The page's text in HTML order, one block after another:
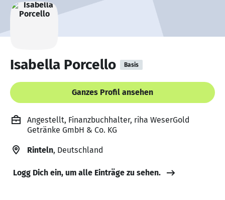
Isabella Porcello Basis
Ganzes Profil ansehen
Angestellt, Finanzbuchhalter, riha WeserGold
Getränke GmbH & Co. KG
Rinteln, Deutschland
Logg Dich ein, um alle Einträge zu sehen.